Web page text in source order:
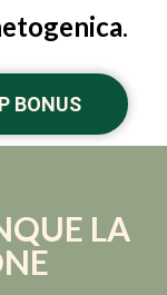
.
BONUS
LA